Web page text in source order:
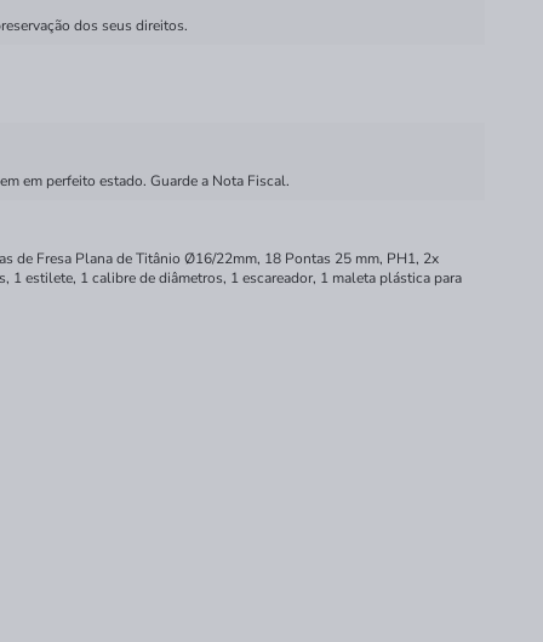
dos seus direitos.
em perfeito estado. Guarde a Nota Fiscal.
de Fresa Plana de Titânio Ø16/22mm, 18 Pontas 25 mm, PH1, 2x
estilete, 1 calibre de diâmetros, 1 escareador, 1 maleta plástica para